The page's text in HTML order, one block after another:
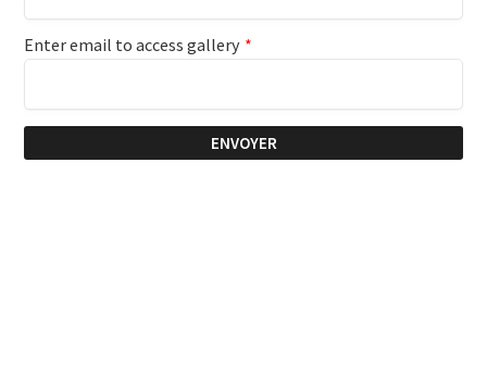
Enter email to access gallery *
ENVOYER